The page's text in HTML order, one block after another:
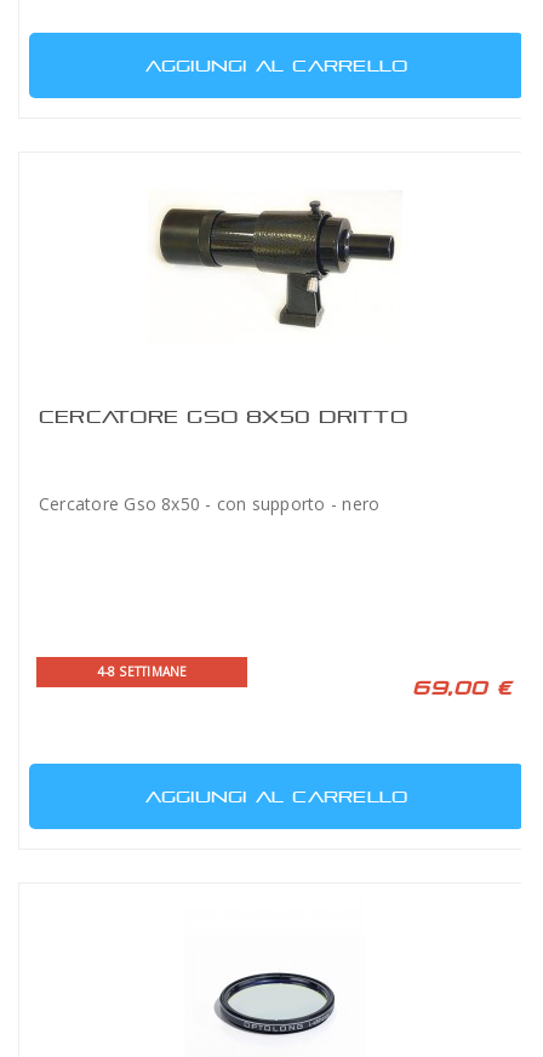
AGGIUNGI AL CARRELLO
CERCATORE GSO 8X50 DRITTO
Cercatore Gso 8x50 - con supporto - nero
4-8 SETTIMANE
69,00 €
AGGIUNGI AL CARRELLO